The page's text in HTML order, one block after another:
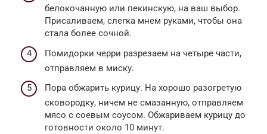
белокочанную или пекинскую, на ваш выбор.
Присаливаем, слегка мнем руками, чтобы она
стала более сочной.
Помидорки черри разрезаем на четыре части,
отправляем в миску.
Пора обжарить курицу. На хорошо разогретую
сковородку, ничем не смазанную, отправляем
мясо с соевым соусом. Обжариваем курицу до
готовности около 10 минут.